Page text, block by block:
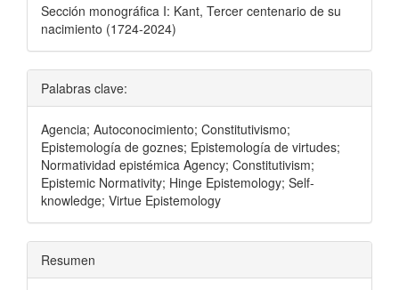
Sección monográfica I: Kant, Tercer centenario de su
nacimiento (1724-2024)
Palabras clave:
Agencia; Autoconocimiento; Constitutivismo;
Epistemología de goznes; Epistemología de virtudes;
Normatividad epistémica Agency; Constitutivism;
Epistemic Normativity; Hinge Epistemology; Self-
knowledge; Virtue Epistemology
Resumen